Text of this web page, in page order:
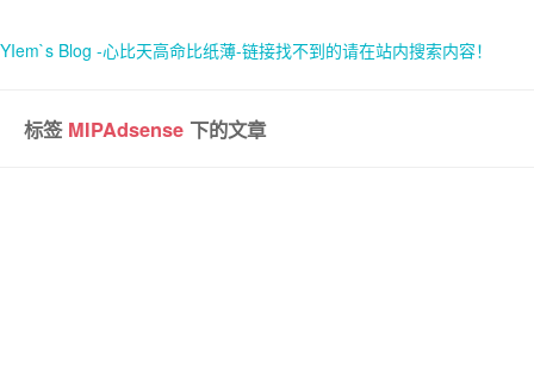
YIem`s Blog -心比天高命比纸薄-链接找不到的请在站内搜索内容！
首页
标签MIPAdsense 下的文章